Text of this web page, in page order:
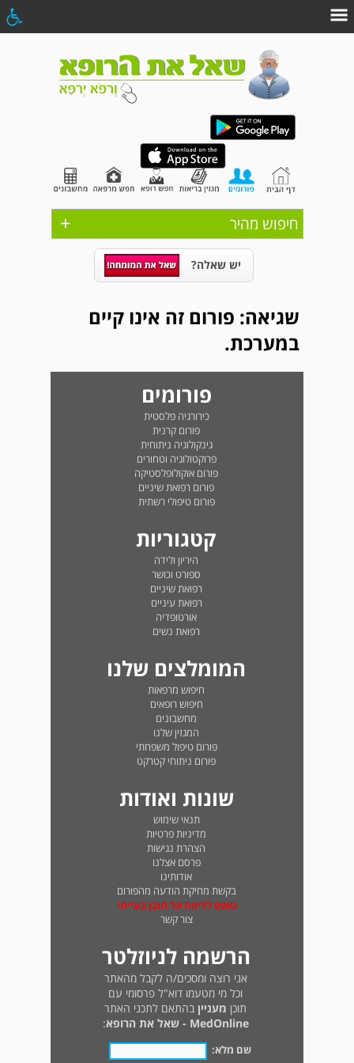
+ חיפוש מהיר
יש שאלה?
שגיאה: פורום זה אינו קיים
במערכת.
פורומים
כירורגיה פלסטית
פורום קרנית
גינקולוגיה ניתוחית
פרוקטולוגיה וטחורים
פורום אוקולופלסטיקה
פורום רפואת שיניים
פורום טיפולי רשתית
קטגוריות
היריון ולידה
ספורט וכושר
רפואת שיניים
רפואת עיניים
אורטופדיה
רפואת נשים
המומלצים שלנו
חיפוש מרפאות
חיפוש רופאים
מחשבונים
המגזין שלנו
פורום טיפול משפחתי
פורום ניתוחי קטרקט
שונות ואודות
תנאי שימוש
מדיניות פרטיות
הצהרת נגישות
פרסם אצלנו
אודותינו
בקשת מחיקת הודעה מהפורום
טופס לדיווח על תוכן בעייתי
צור קשר
הרשמה לניוזלטר
אני רוצה ומסכים/ה לקבל מהאתר
וכל מי מטעמו דוא"ל פרסומי עם
תוכן מעניין בהתאם לתכני האתר
MedOnline - שאל את הרופא
:
שם מלא: